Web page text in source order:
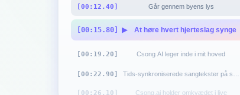
[00:12.40] Går gennem byens lys
[00:15.80] ▶ At høre hvert hjerteslag synge
[00:19.20] Csong AI leger inde i mit hoved
[00:22.90] Tids-synkroniserede sangtekster på
[00:26.10] Csong.ai holder omkvædet i live